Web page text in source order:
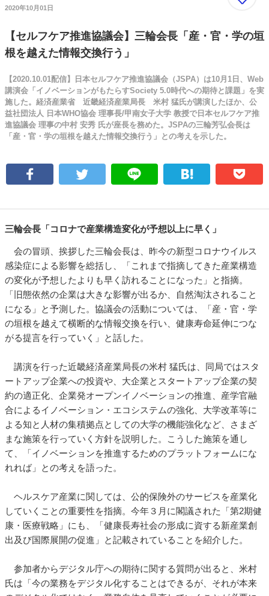
2020年10月01日
【セルフケア推進協議会】三輪会長「産・官・学の垣
根を越えた情報交換行う」
【2020.10.01配信】日本セルフケア推進協議会（JSPA）は10月1日、Web
講演会「イノベーションがもたらすSociety 5.0時代への期待と課題」を実
施した。経済産業省 近畿経済産業局長 米村 猛氏が講演したほか、公
益社団法人 日本WHO協会 理事長/甲南女子大学 教授で日本セルフケア推
進協議会 理事の中村 安秀 氏が座長を務めた。JSPAの三輪芳弘会長は
「産・官・学の垣根を越えた情報交換行う」との考えを示した。
三輪会長「コロナで産業構造変化が予想以上に早く」
会の冒頭、挨拶した三輪会長は、昨今の新型コロナウイルス
感染症による影響を総括し、「これまで指摘してきた産業構造
の変化が予想したよりも早く訪れることになった」と指摘。
「旧態依然の企業は大きな影響が出るか、自然淘汰されること
になる」と予測した。協議会の活動については、「産・官・学
の垣根を越えて横断的な情報交換を行い、健康寿命延伸につな
がる提言を行っていく」と話した。
講演を行った近畿経済産業局長の米村 猛氏は、同局ではスタ
ートアップ企業への投資や、大企業とスタートアップ企業の契
約の適正化、企業発オープンイノベーションの推進、産学官融
合によるイノベーション・エコシステムの強化、大学改革等に
よる知と人材の集積拠点としての大学の機能強化など、さまざ
まな施策を行っていく方針を説明した。こうした施策を通し
て、「イノベーションを推進するためのプラットフォームにな
れれば」との考えを語った。
ヘルスケア産業に関しては、公的保険外のサービスを産業化
していくことの重要性を指摘。今年３月に閣議された「第2期健
康・医療戦略」にも、「健康長寿社会の形成に資する新産業創
出及び国際展開の促進」と記載されていることを紹介した。
参加者からデジタル庁への期待に関する質問が出ると、米村
氏は「今の業務をデジタル化することはできるが、それが本来